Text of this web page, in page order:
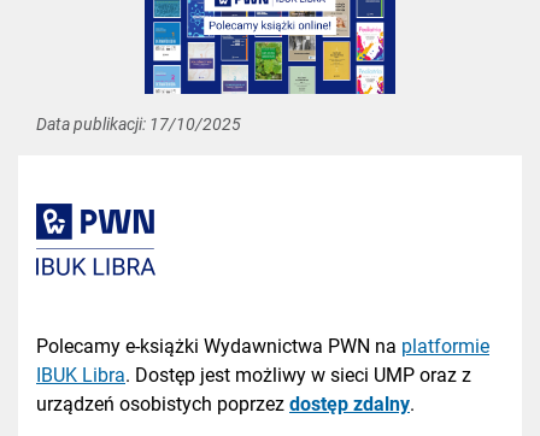
Data publikacji: 17/10/2025
Polecamy e-książki Wydawnictwa PWN na platformie
IBUK Libra. Dostęp jest możliwy w sieci UMP oraz z
urządzeń osobistych poprzez dostęp zdalny.